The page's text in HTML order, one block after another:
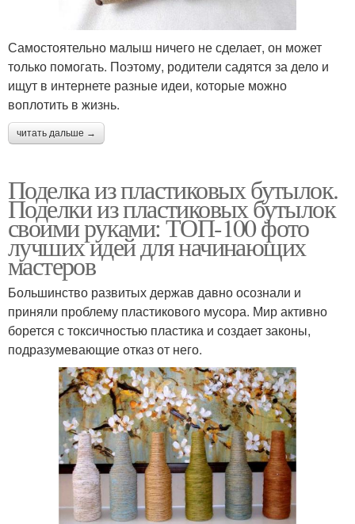
Самостоятельно малыш ничего не сделает, он может
только помогать. Поэтому, родители садятся за дело и
ищут в интернете разные идеи, которые можно
воплотить в жизнь.
читать дальше →
Поделка из пластиковых бутылок.
Поделки из пластиковых бутылок
своими руками: ТОП-100 фото
лучших идей для начинающих
мастеров
Большинство развитых держав давно осознали и
приняли проблему пластикового мусора. Мир активно
борется с токсичностью пластика и создает законы,
подразумевающие отказ от него.